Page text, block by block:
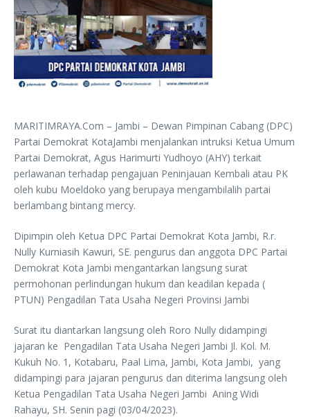
MARITIMRAYA.Com – Jambi – Dewan Pimpinan Cabang (DPC)
Partai Demokrat KotaJambi menjalankan intruksi Ketua Umum
Partai Demokrat, Agus Harimurti Yudhoyo (AHY) terkait
perlawanan terhadap pengajuan Peninjauan Kembali atau PK
oleh kubu Moeldoko yang berupaya mengambilalih partai
berlambang bintang mercy.
Dipimpin oleh Ketua DPC Partai Demokrat Kota Jambi, R.r.
Nully Kurniasih Kawuri, SE. pengurus dan anggota DPC Partai
Demokrat Kota Jambi mengantarkan langsung surat
permohonan perlindungan hukum dan keadilan kepada (
PTUN) Pengadilan Tata Usaha Negeri Provinsi Jambi
Surat itu diantarkan langsung oleh Roro Nully didampingi
jajaran ke Pengadilan Tata Usaha Negeri Jambi Jl. Kol. M.
Kukuh No. 1, Kotabaru, Paal Lima, Jambi, Kota Jambi, yang
didampingi para jajaran pengurus dan diterima langsung oleh
Ketua Pengadilan Tata Usaha Negeri Jambi Aning Widi
Rahayu, SH. Senin pagi (03/04/2023).